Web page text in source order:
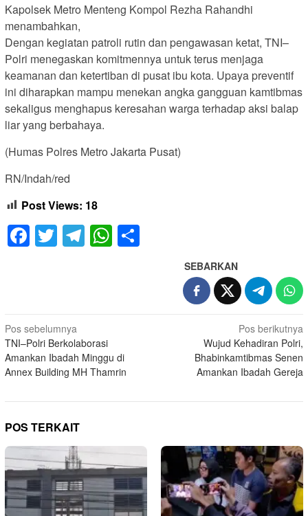
Kapolsek Metro Menteng Kompol Rezha Rahandhi
menambahkan,
Dengan kegiatan patroli rutin dan pengawasan ketat, TNI–
Polri menegaskan komitmennya untuk terus menjaga
keamanan dan ketertiban di pusat ibu kota. Upaya preventif
ini diharapkan mampu menekan angka gangguan kamtibmas
sekaligus menghapus keresahan warga terhadap aksi balap
liar yang berbahaya.
(Humas Polres Metro Jakarta Pusat)
RN/Indah/red
Post Views: 18
Facebook
TwitterTelegram
WhatsApp
SEBARKAN
Navigasi
pos
Pos sebelumnya
TNI–Polri Berkolaborasi
Amankan Ibadah Minggu di
Annex Building MH Thamrin
Pos berikutnya
Wujud Kehadiran Polri,
Bhabinkamtibmas Senen
Amankan Ibadah Gereja
POS TERKAIT